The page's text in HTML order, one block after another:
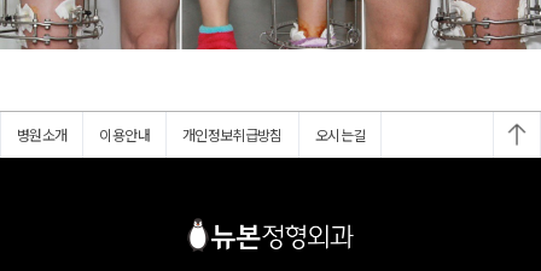
병원소개 이용안내 개인정보취급방침 오시는길